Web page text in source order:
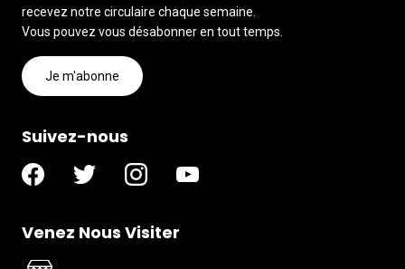
recevez notre circulaire chaque semaine.
Vous pouvez vous désabonner en tout temps.
Je m'abonne
Suivez-nous
Venez Nous Visiter